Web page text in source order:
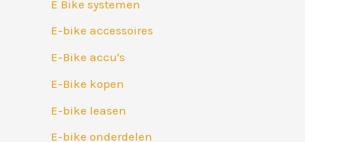
a
r
:
E Bike systemen
E-bike accessoires
E-Bike accu's
E-Bike kopen
E-bike leasen
E-bike onderdelen